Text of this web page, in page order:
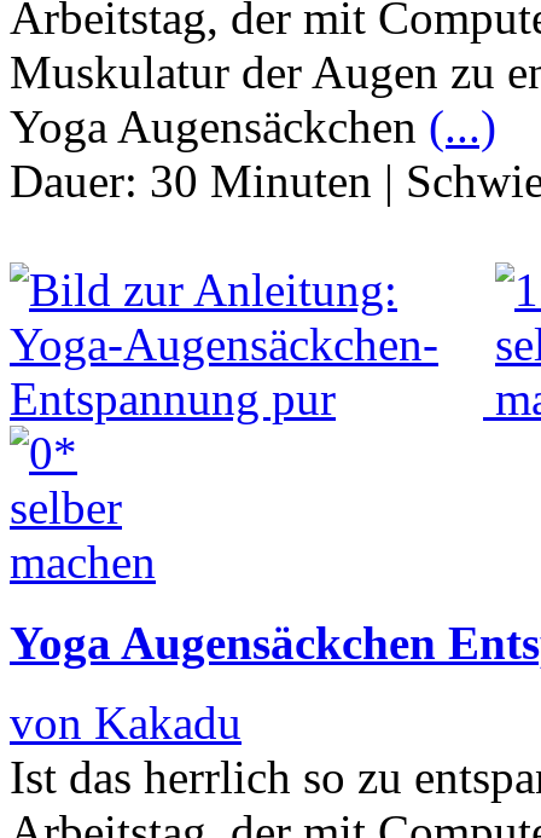
Arbeitstag, der mit
Muskulatur der Augen zu
Yoga Augensäckchen (...)
Dauer: 30 Minuten |
Yoga Augensäckchen
von Kakadu
Ist das herrlich so zu